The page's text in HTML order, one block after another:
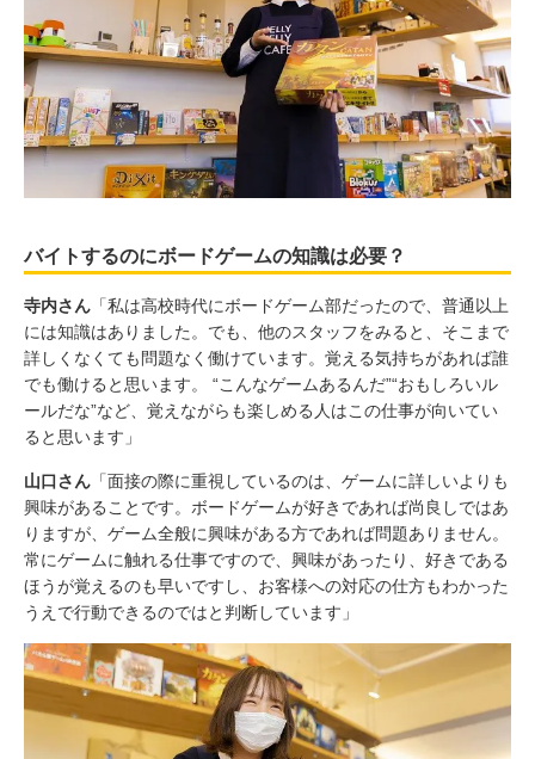
バイトするのにボードゲームの知識は必要？
寺内さん 「私は高校時代にボードゲーム部だったので、普通以上
には知識はありました。でも、他のスタッフをみると、そこまで
詳しくなくても問題なく働けています。覚える気持ちがあれば誰
でも働けると思います。 “こんなゲームあるんだ”“おもしろいル
ールだな”など、覚えながらも楽しめる人はこの仕事が向いてい
ると思います」
山口さん 「面接の際に重視しているのは、ゲームに詳しいよりも
興味があることです。ボードゲームが好きであれば尚良しではあ
りますが、ゲーム全般に興味がある方であれば問題ありません。
常にゲームに触れる仕事ですので、興味があったり、好きである
ほうが覚えるのも早いですし、お客様への対応の仕方もわかった
うえで行動できるのではと判断しています」